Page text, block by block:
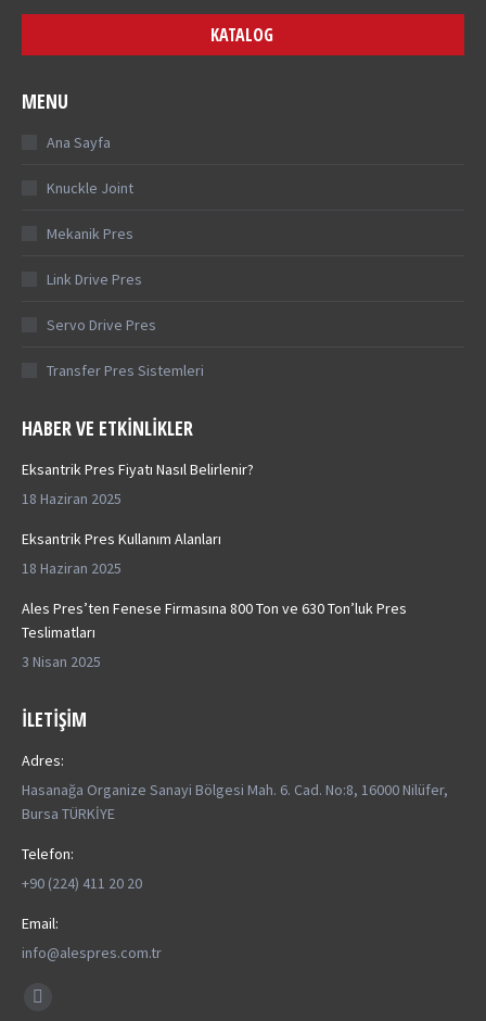
KATALOG
MENU
Ana Sayfa
Knuckle Joint
Mekanik Pres
Link Drive Pres
Servo Drive Pres
Transfer Pres Sistemleri
HABER VE ETKINLIKLER
Eksantrik Pres Fiyatı Nasıl Belirlenir?
18 Haziran 2025
Eksantrik Pres Kullanım Alanları
18 Haziran 2025
Ales Pres’ten Fenese Firmasına 800 Ton ve 630 Ton’luk Pres
Teslimatları
3 Nisan 2025
İLETIŞIM
Adres:
Hasanağa Organize Sanayi Bölgesi Mah. 6. Cad. No:8, 16000 Nilüfer,
Bursa TÜRKİYE
Telefon:
+90 (224) 411 20 20
Email:
info@alespres.com.tr
Find us on: